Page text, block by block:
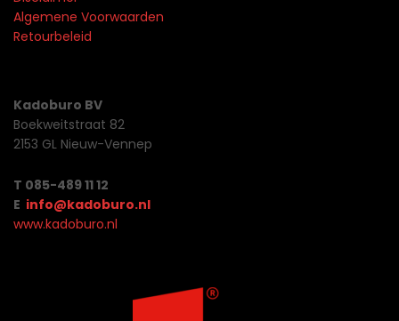
Algemene Voorwaarden
Retourbeleid
Kadoburo BV
Boekweitstraat 82
2153 GL Nieuw-Vennep
T 085-489 11 12
E info@kadoburo.nl
www.kadoburo.nl